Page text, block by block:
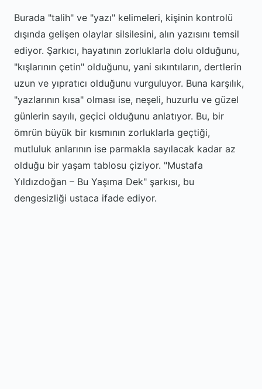
Burada "talih" ve "yazı" kelimeleri, kişinin kontrolü
dışında gelişen olaylar silsilesini, alın yazısını temsil
ediyor. Şarkıcı, hayatının zorluklarla dolu olduğunu,
"kışlarının çetin" olduğunu, yani sıkıntıların, dertlerin
uzun ve yıpratıcı olduğunu vurguluyor. Buna karşılık,
"yazlarının kısa" olması ise, neşeli, huzurlu ve güzel
günlerin sayılı, geçici olduğunu anlatıyor. Bu, bir
ömrün büyük bir kısmının zorluklarla geçtiği,
mutluluk anlarının ise parmakla sayılacak kadar az
olduğu bir yaşam tablosu çiziyor. "Mustafa
Yıldızdoğan – Bu Yaşıma Dek" şarkısı, bu
dengesizliği ustaca ifade ediyor.